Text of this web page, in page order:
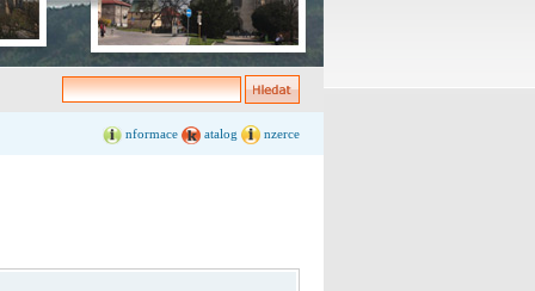
nformace atalog nzerce